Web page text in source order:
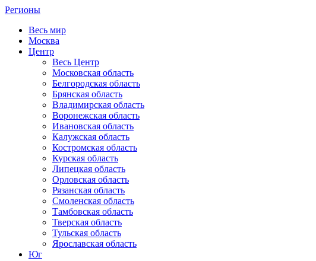
Регионы
Весь мир
Москва
Центр
Весь Центр
Московская область
Белгородская область
Брянская область
Владимирская область
Воронежская область
Ивановская область
Калужская область
Костромская область
Курская область
Липецкая область
Орловская область
Рязанская область
Смоленская область
Тамбовская область
Тверская область
Тульская область
Ярославская область
Юг